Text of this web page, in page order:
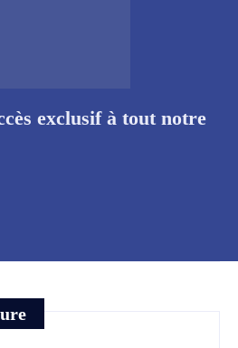
exclusif à tout notre